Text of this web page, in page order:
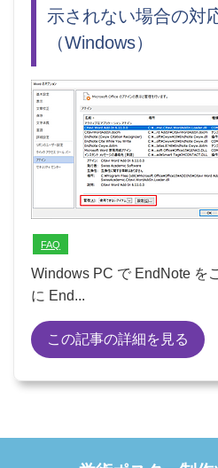
示されない場合の対
（Windows）
FAQ
Windows PC で EndNote を
に End...
この記事の詳細を見る